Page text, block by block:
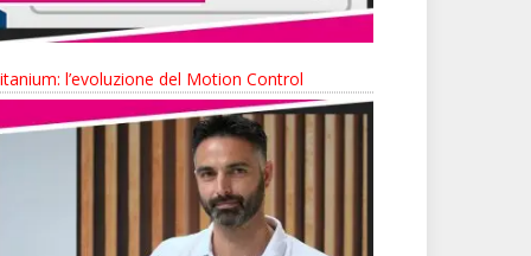
l’evoluzione del Motion Control